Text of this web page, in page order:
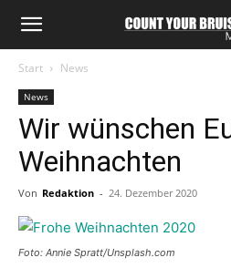
Start News
News
Wir wünschen
Weihnachten
Von Redaktion - 24. Dezember 2020
Foto: Annie Spratt/Unsplash.com